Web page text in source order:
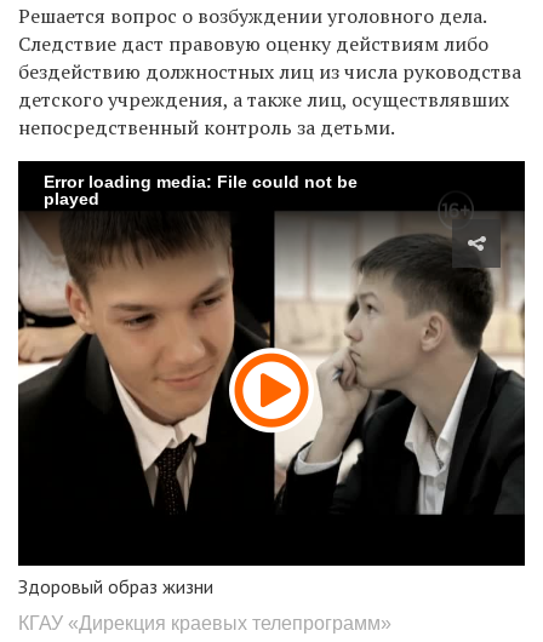
Решается вопрос о возбуждении уголовного дела.
Следствие даст правовую оценку действиям либо
бездействию должностных лиц из числа руководства
детского учреждения, а также лиц, осуществлявших
непосредственный контроль за детьми.
Error loading media: File could not be
played
Здоровый образ жизни
КГАУ «Дирекция краевых телепрограмм»